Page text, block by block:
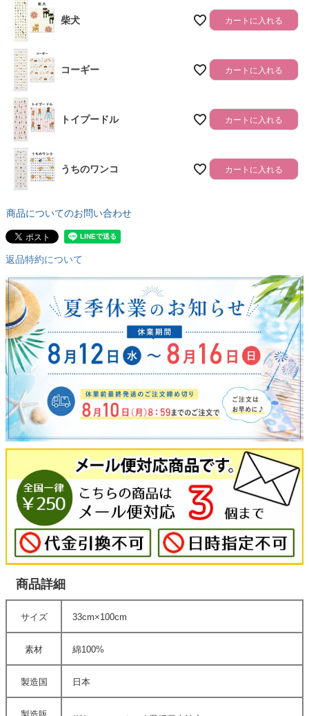
柴犬 カートに入れる
コーギー カートに入れる
トイプードル カートに入れる
うちのワンコ カートに入れる
商品についてのお問い合わせ
返品特約について
商品詳細
サイズ 33cm×100cm
素材 綿100%
製造国 日本